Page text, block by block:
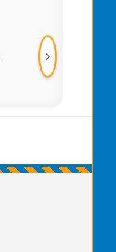
Eccellente
Ottimo!!!!!
LORIS CENDRON